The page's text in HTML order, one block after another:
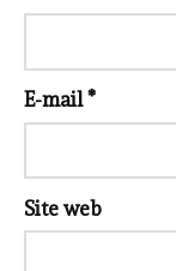
E-mail*
Site web